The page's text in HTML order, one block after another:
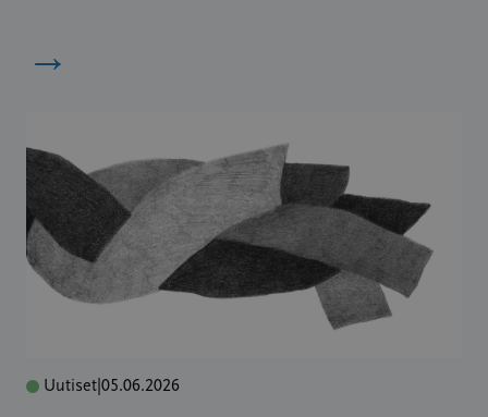
→
Uutiset 05.06.2026